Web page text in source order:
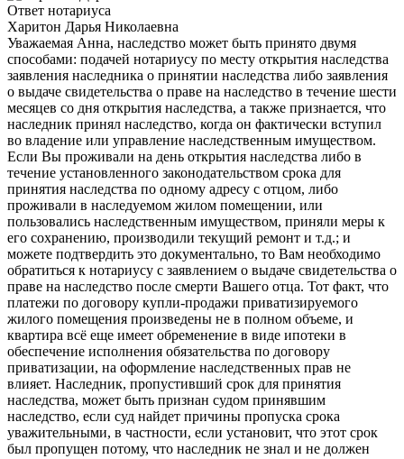
Ответ нотариуса
Харитон Дарья Николаевна
Уважаемая Анна, наследство может быть принято двумя
способами: подачей нотариусу по месту открытия наследства
заявления наследника о принятии наследства либо заявления
о выдаче свидетельства о праве на наследство в течение шести
месяцев со дня открытия наследства, а также признается, что
наследник принял наследство, когда он фактически вступил
во владение или управление наследственным имуществом.
Если Вы проживали на день открытия наследства либо в
течение установленного законодательством срока для
принятия наследства по одному адресу с отцом, либо
проживали в наследуемом жилом помещении, или
пользовались наследственным имуществом, приняли меры к
его сохранению, производили текущий ремонт и т.д.; и
можете подтвердить это документально, то Вам необходимо
обратиться к нотариусу с заявлением о выдаче свидетельства о
праве на наследство после смерти Вашего отца. Тот факт, что
платежи по договору купли-продажи приватизируемого
жилого помещения произведены не в полном объеме, и
квартира всё еще имеет обременение в виде ипотеки в
обеспечение исполнения обязательства по договору
приватизации, на оформление наследственных прав не
влияет. Наследник, пропустивший срок для принятия
наследства, может быть признан судом принявшим
наследство, если суд найдет причины пропуска срока
уважительными, в частности, если установит, что этот срок
был пропущен потому, что наследник не знал и не должен